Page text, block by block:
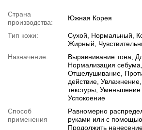
Страна
производства:
Южная Корея
Тип кожи:
Сухой, Нормальный,
Жирный,
Назначение:
Выравнивание тона,
Нормализация
Отшелушивание,
действие,
текстуры, Уменьшение
Успокоение
Способ
применения
Равномерно
руками или с помощью
Продолжить